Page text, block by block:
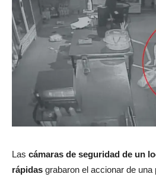
Las cámaras de seguridad de un
rápidas grabaron el accionar de una